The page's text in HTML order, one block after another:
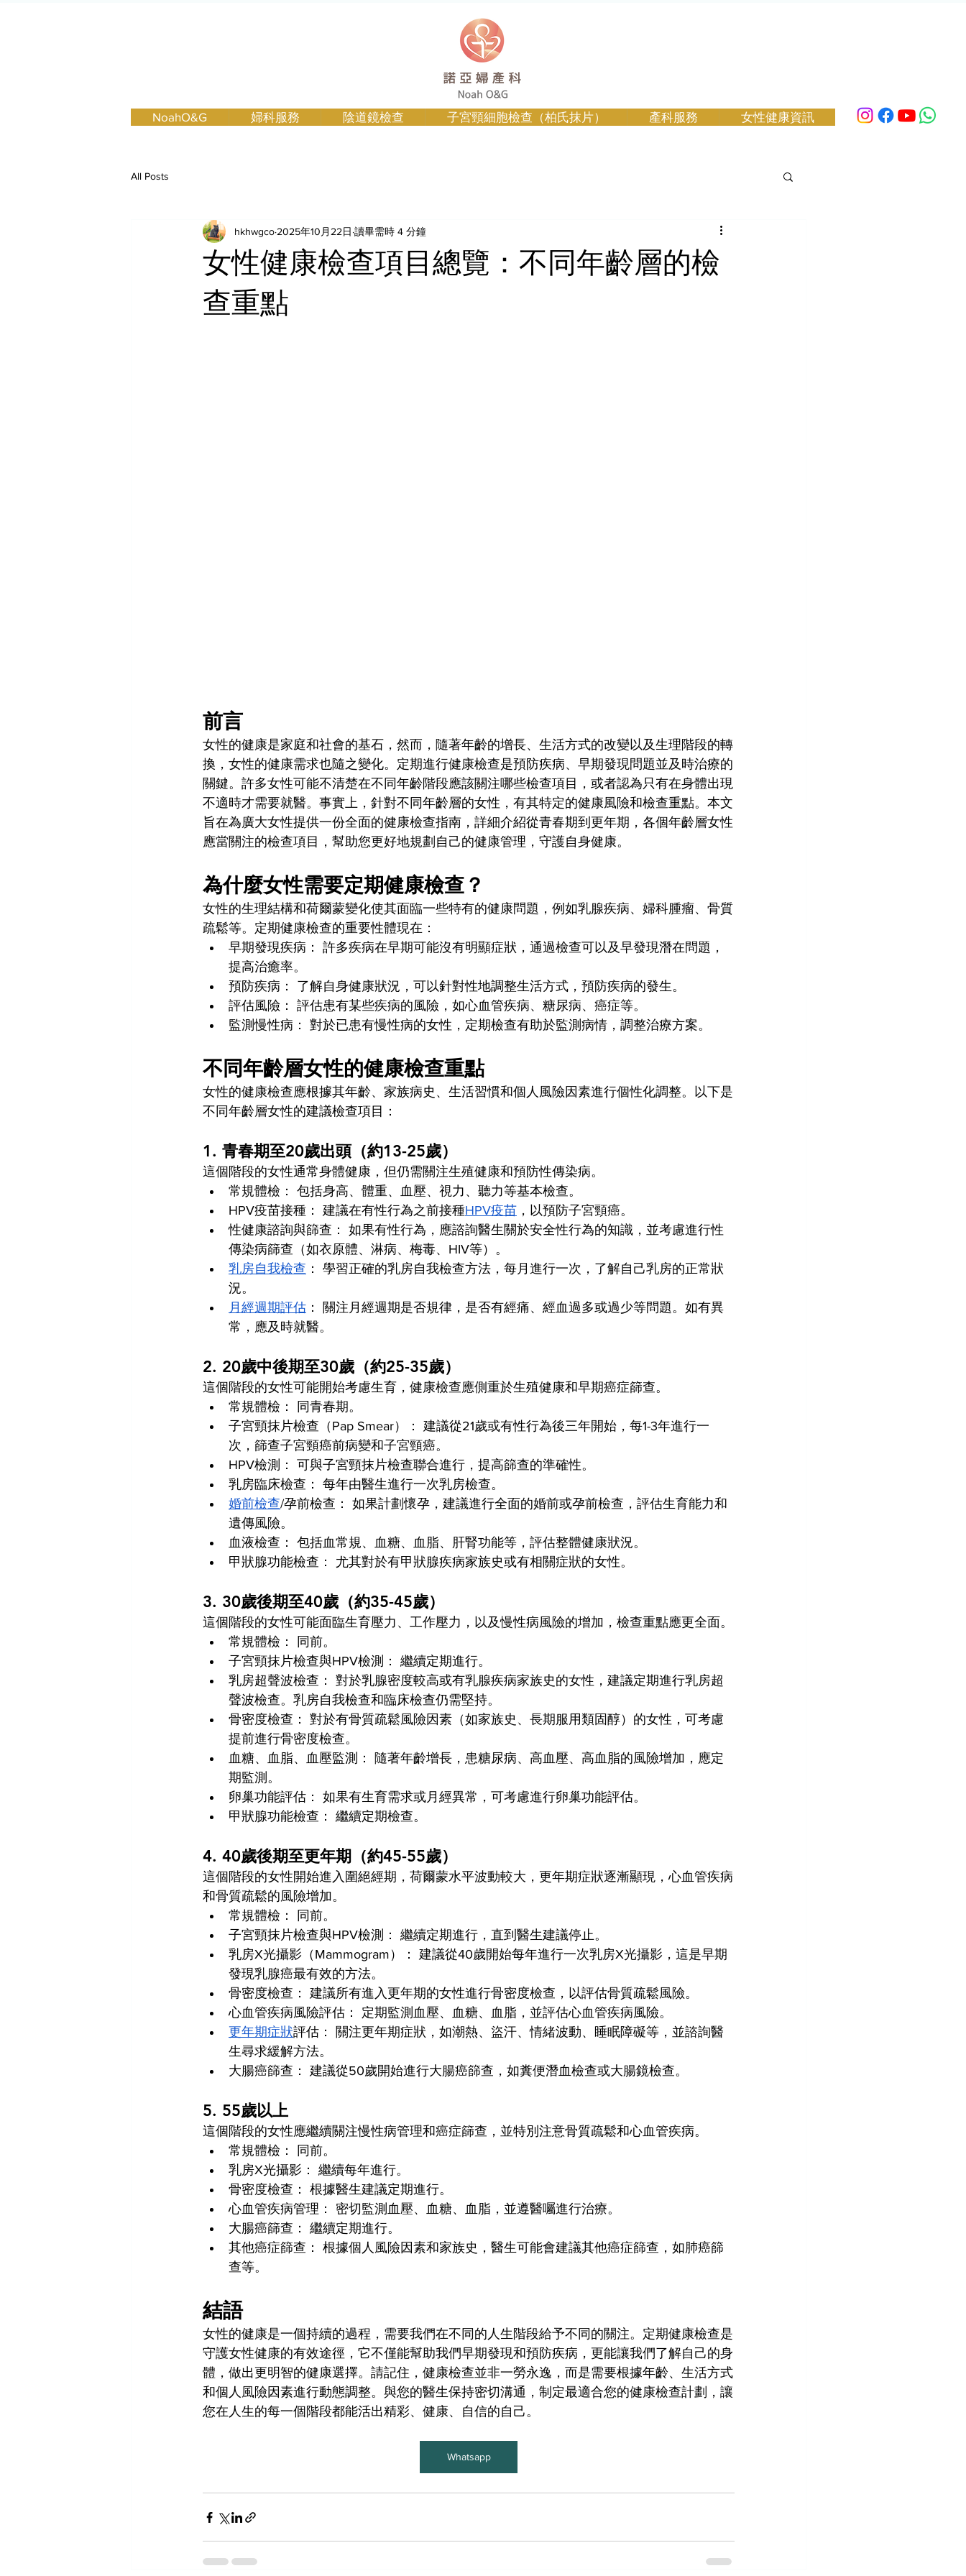
NoahO&G 婦科服務 陰道鏡檢查 子宮頸細胞檢查（柏氏抹片） 產科服務 女性健康資訊
All Posts
女性健康檢查項目總覽：不同年齡層的檢
查重點
hkhwgco 2025年10月22日 讀畢需時 4 分鐘
前言
女性的健康是家庭和社會的基石，然而，隨著年齡的增長、生活方式的改變以及生理階段的轉
換，女性的健康需求也隨之變化。定期進行健康檢查是預防疾病、早期發現問題並及時治療的
關鍵。許多女性可能不清楚在不同年齡階段應該關注哪些檢查項目，或者認為只有在身體出現
不適時才需要就醫。事實上，針對不同年齡層的女性，有其特定的健康風險和檢查重點。本文
旨在為廣大女性提供一份全面的健康檢查指南，詳細介紹從青春期到更年期，各個年齡層女性
應當關注的檢查項目，幫助您更好地規劃自己的健康管理，守護自身健康。
為什麼女性需要定期健康檢查？
女性的生理結構和荷爾蒙變化使其面臨一些特有的健康問題，例如乳腺疾病、婦科腫瘤、骨質
疏鬆等。定期健康檢查的重要性體現在：
早期發現疾病： 許多疾病在早期可能沒有明顯症狀，通過檢查可以及早發現潛在問題，
提高治癒率。
預防疾病： 了解自身健康狀況，可以針對性地調整生活方式，預防疾病的發生。
評估風險： 評估患有某些疾病的風險，如心血管疾病、糖尿病、癌症等。
監測慢性病： 對於已患有慢性病的女性，定期檢查有助於監測病情，調整治療方案。
不同年齡層女性的健康檢查重點
女性的健康檢查應根據其年齡、家族病史、生活習慣和個人風險因素進行個性化調整。以下是
不同年齡層女性的建議檢查項目：
1. 青春期至20歲出頭（約13-25歲）
這個階段的女性通常身體健康，但仍需關注生殖健康和預防性傳染病。
常規體檢： 包括身高、體重、血壓、視力、聽力等基本檢查。
HPV疫苗接種： 建議在有性行為之前接種HPV疫苗 ，以預防子宮頸癌。
性健康諮詢與篩查： 如果有性行為，應諮詢醫生關於安全性行為的知識，並考慮進行性
傳染病篩查（如衣原體、淋病、梅毒、HIV等）。
乳房自我檢查 ： 學習正確的乳房自我檢查方法，每月進行一次，了解自己乳房的正常狀
況。
月經週期評估 ： 關注月經週期是否規律，是否有經痛、經血過多或過少等問題。如有異
常，應及時就醫。
2. 20歲中後期至30歲（約25-35歲）
這個階段的女性可能開始考慮生育，健康檢查應側重於生殖健康和早期癌症篩查。
常規體檢： 同青春期。
子宮頸抹片檢查（Pap Smear）： 建議從21歲或有性行為後三年開始，每1-3年進行一
次，篩查子宮頸癌前病變和子宮頸癌。
HPV檢測： 可與子宮頸抹片檢查聯合進行，提高篩查的準確性。
乳房臨床檢查： 每年由醫生進行一次乳房檢查。
婚前檢查/孕前檢查： 如果計劃懷孕，建議進行全面的婚前或孕前檢查，評估生育能力和
遺傳風險。
血液檢查： 包括血常規、血糖、血脂、肝腎功能等，評估整體健康狀況。
甲狀腺功能檢查： 尤其對於有甲狀腺疾病家族史或有相關症狀的女性。
3. 30歲後期至40歲（約35-45歲）
這個階段的女性可能面臨生育壓力、工作壓力，以及慢性病風險的增加，檢查重點應更全面。
常規體檢： 同前。
子宮頸抹片檢查與HPV檢測： 繼續定期進行。
乳房超聲波檢查： 對於乳腺密度較高或有乳腺疾病家族史的女性，建議定期進行乳房超
聲波檢查。乳房自我檢查和臨床檢查仍需堅持。
骨密度檢查： 對於有骨質疏鬆風險因素（如家族史、長期服用類固醇）的女性，可考慮
提前進行骨密度檢查。
血糖、血脂、血壓監測： 隨著年齡增長，患糖尿病、高血壓、高血脂的風險增加，應定
期監測。
卵巢功能評估： 如果有生育需求或月經異常，可考慮進行卵巢功能評估。
甲狀腺功能檢查： 繼續定期檢查。
4. 40歲後期至更年期（約45-55歲）
這個階段的女性開始進入圍絕經期，荷爾蒙水平波動較大，更年期症狀逐漸顯現，心血管疾病
和骨質疏鬆的風險增加。
常規體檢： 同前。
子宮頸抹片檢查與HPV檢測： 繼續定期進行，直到醫生建議停止。
乳房X光攝影（Mammogram）： 建議從40歲開始每年進行一次乳房X光攝影，這是早期
發現乳腺癌最有效的方法。
骨密度檢查： 建議所有進入更年期的女性進行骨密度檢查，以評估骨質疏鬆風險。
心血管疾病風險評估： 定期監測血壓、血糖、血脂，並評估心血管疾病風險。
更年期症狀評估： 關注更年期症狀，如潮熱、盜汗、情緒波動、睡眠障礙等，並諮詢醫
生尋求緩解方法。
大腸癌篩查： 建議從50歲開始進行大腸癌篩查，如糞便潛血檢查或大腸鏡檢查。
5. 55歲以上
這個階段的女性應繼續關注慢性病管理和癌症篩查，並特別注意骨質疏鬆和心血管疾病。
常規體檢： 同前。
乳房X光攝影： 繼續每年進行。
骨密度檢查： 根據醫生建議定期進行。
心血管疾病管理： 密切監測血壓、血糖、血脂，並遵醫囑進行治療。
大腸癌篩查： 繼續定期進行。
其他癌症篩查： 根據個人風險因素和家族史，醫生可能會建議其他癌症篩查，如肺癌篩
查等。
結語
女性的健康是一個持續的過程，需要我們在不同的人生階段給予不同的關注。定期健康檢查是
守護女性健康的有效途徑，它不僅能幫助我們早期發現和預防疾病，更能讓我們了解自己的身
體，做出更明智的健康選擇。請記住，健康檢查並非一勞永逸，而是需要根據年齡、生活方式
和個人風險因素進行動態調整。與您的醫生保持密切溝通，制定最適合您的健康檢查計劃，讓
您在人生的每一個階段都能活出精彩、健康、自信的自己。
Whatsapp